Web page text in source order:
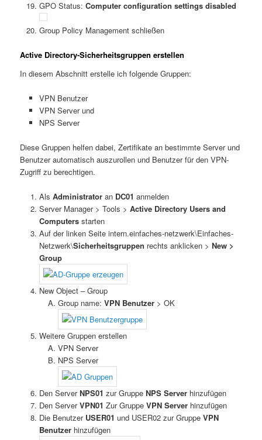
GPO Status: Computer configuration settings disabled
Group Policy Management schließen
Active Directory-Sicherheitsgruppen erstellen
In diesem Abschnitt erstelle ich folgende Gruppen:
VPN Benutzer
VPN Server und
NPS Server
Diese Gruppen helfen dabei, Zertifikate an bestimmte Server und
Benutzer automatisch auszurollen und Benutzer für den VPN-
Zugriff zu berechtigen.
Als Administratoran DC01 anmelden
Server Manager > Tools > Active Directory Users and
Computersstarten
Auf der linken Seite intern.einfaches-netzwerk\Einfaches-
Netzwerk\Sicherheitsgruppen rechts anklicken > New >
Group
New Object – Group
Group name:VPN Benutzer > OK
Weitere Gruppen erstellen
VPN Server
NPS Server
Den ServerNPS01 zur Gruppe NPS Serverhinzufügen
Den ServerVPN01 Zur Gruppe VPN Serverhinzufügen
Die Benutzer USER01 und USER02 zur Gruppe VPN
Benutzerhinzufügen